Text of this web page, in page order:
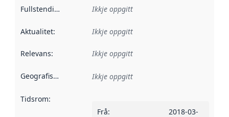
Fullstendigheit Ikkje oppgitt
Aktualitet: Ikkje oppgitt
Relevans: Ikkje oppgitt
Geografisk område Ikkje oppgitt
Tidsrom:
Frå:
2018-03-